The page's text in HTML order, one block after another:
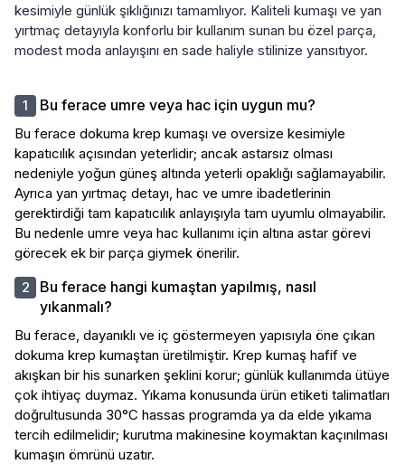
kesimiyle günlük şıklığınızı tamamlıyor. Kaliteli kumaşı ve yan
yırtmaç detayıyla konforlu bir kullanım sunan bu özel parça,
modest moda anlayışını en sade haliyle stilinize yansıtıyor.
Bu ferace umre veya hac için uygun mu?
Bu ferace dokuma krep kumaşı ve oversize kesimiyle
kapatıcılık açısından yeterlidir; ancak astarsız olması
nedeniyle yoğun güneş altında yeterli opaklığı sağlamayabilir.
Ayrıca yan yırtmaç detayı, hac ve umre ibadetlerinin
gerektirdiği tam kapatıcılık anlayışıyla tam uyumlu olmayabilir.
Bu nedenle umre veya hac kullanımı için altına astar görevi
görecek ek bir parça giymek önerilir.
Bu ferace hangi kumaştan yapılmış, nasıl
yıkanmalı?
Bu ferace, dayanıklı ve iç göstermeyen yapısıyla öne çıkan
dokuma krep kumaştan üretilmiştir. Krep kumaş hafif ve
akışkan bir his sunarken şeklini korur; günlük kullanımda ütüye
çok ihtiyaç duymaz. Yıkama konusunda ürün etiketi talimatları
doğrultusunda 30°C hassas programda ya da elde yıkama
tercih edilmelidir; kurutma makinesine koymaktan kaçınılması
kumaşın ömrünü uzatır.